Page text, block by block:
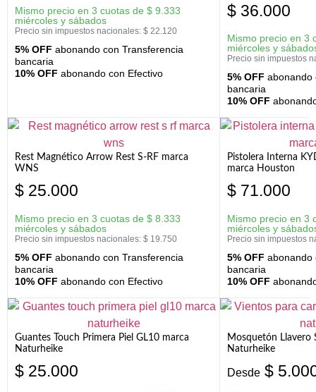
Mismo precio en 3 cuotas de $ 9.333
miércoles y sábados
Precio sin impuestos nacionales: $ 22.120
5% OFF abonando con Transferencia
bancaria
10% OFF abonando con Efectivo
$ 36.000
Mismo precio en 3
miércoles y
Precio sin impuestos
5% OFF abonando
bancaria
10% OFF
Rest Magnético Arrow Rest S-RF marca
WNS
$ 25.000
Mismo precio en 3 cuotas de $ 8.333
miércoles y sábados
Precio sin impuestos nacionales: $ 19.750
5% OFF abonando con Transferencia
bancaria
10% OFF abonando con Efectivo
Pistolera Interna
marca Houston
$ 71.000
Mismo precio en 3
miércoles y
Precio sin impuestos
5% OFF abonando
bancaria
10% OFF
Guantes Touch Primera Piel GL10 marca
Naturheike
$ 25.000
Mosquetón Llavero
Naturheike
Desde $